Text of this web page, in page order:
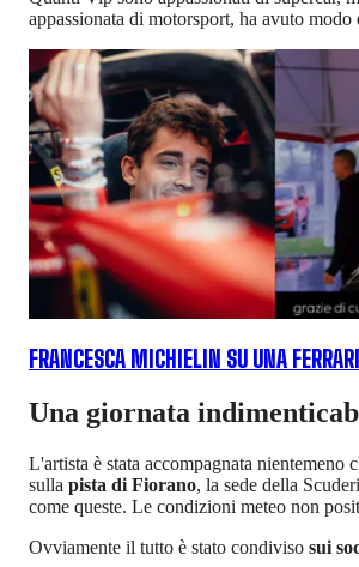
appassionata di motorsport, ha avuto
FRANCESCA MICHIELIN SU UNA
Una giornata
L'artista è stata accompagnata nientemeno
sulla pista di Fiorano, la sede della
come queste. Le condizioni meteo non
Ovviamente il tutto è stato condiviso sui